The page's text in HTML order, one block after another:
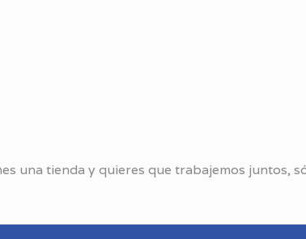
una tienda y quieres que trabajemos juntos,